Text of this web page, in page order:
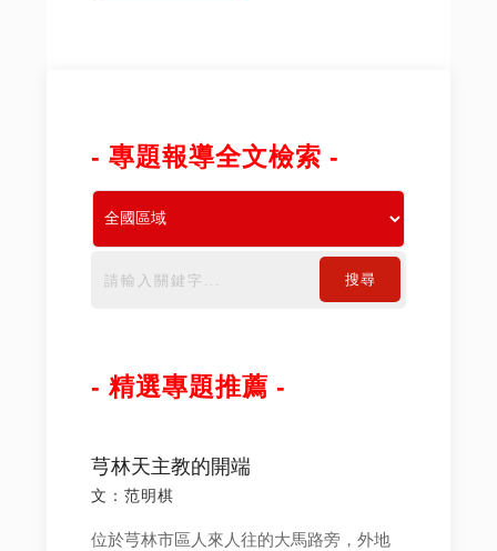
- 專題報導全文檢索 -
搜尋
- 精選專題推薦 -
芎林天主教的開端
文：范明棋
位於芎林市區人來人往的大馬路旁，外地